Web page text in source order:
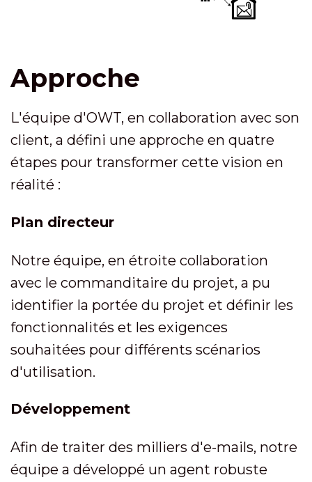
Approche
L'équipe d'OWT, en collaboration avec son
client, a défini une approche en quatre
étapes pour transformer cette vision en
réalité :
Plan directeur
Notre équipe, en étroite collaboration
avec le commanditaire du projet, a pu
identifier la portée du projet et définir les
fonctionnalités et les exigences
souhaitées pour différents scénarios
d'utilisation.
Développement
Afin de traiter des milliers d'e-mails, notre
équipe a développé un agent robuste